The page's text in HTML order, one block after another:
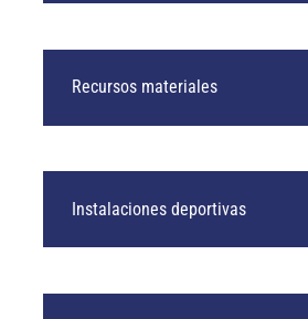
Recursos materiales
Instalaciones deportivas